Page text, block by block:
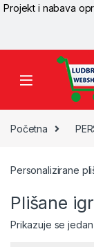
Projekt i nabava
Skip to navigation
Skip to content
Početna
Personalizirane
Plišane
Prikazuje se